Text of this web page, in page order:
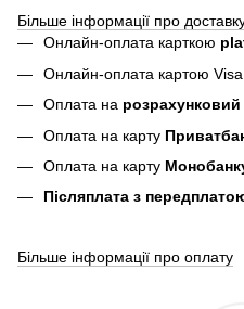
Більше інформації про
Онлайн-оплата карткою
Онлайн-оплата картою
Оплата на розрахунковий
Оплата на карту
Оплата на карту
Післяплата з
Більше інформації про оплату